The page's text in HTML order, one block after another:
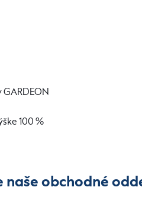
100 %
obchodné